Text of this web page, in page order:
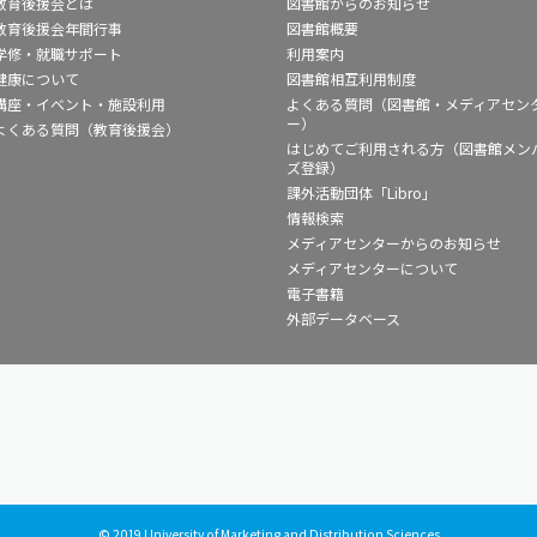
育後援会年間行事
修・就職サポート
康について
座・イベント・施設利用
くある質問（教育後援会）
図書館概要
利用案内
図書館相互利用制度
よくある質問（図書館・メディアセン
ー）
はじめてご利用される方（図書館メン
ズ登録）
課外活動団体「Libro」
情報検索
メディアセンターからのお知らせ
メディアセンターについて
電子書籍
外部データベース
© 2019 University of Marketing and Distribution Sciences